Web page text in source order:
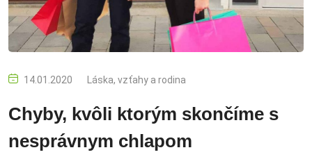
14.01.2020 Láska, vzťahy a rodina
Chyby, kvôli ktorým skončíme s
nesprávnym chlapom